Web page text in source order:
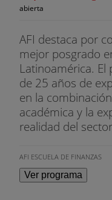
abierta
AFI destaca por
mejor posgrado
Latinoamérica.
de 25 años de
en la
académica y la
realidad del
AFI ESCUELA DE FINANZAS
Ver programa